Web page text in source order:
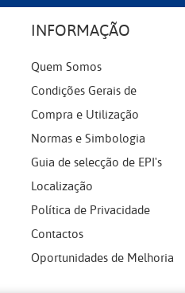
INFORMAÇÃO
Quem Somos
Condições Gerais de
Compra e Utilização
Normas e Simbologia
Guia de selecção de EPI's
Localização
Política de Privacidade
Contactos
Oportunidades de Melhoria